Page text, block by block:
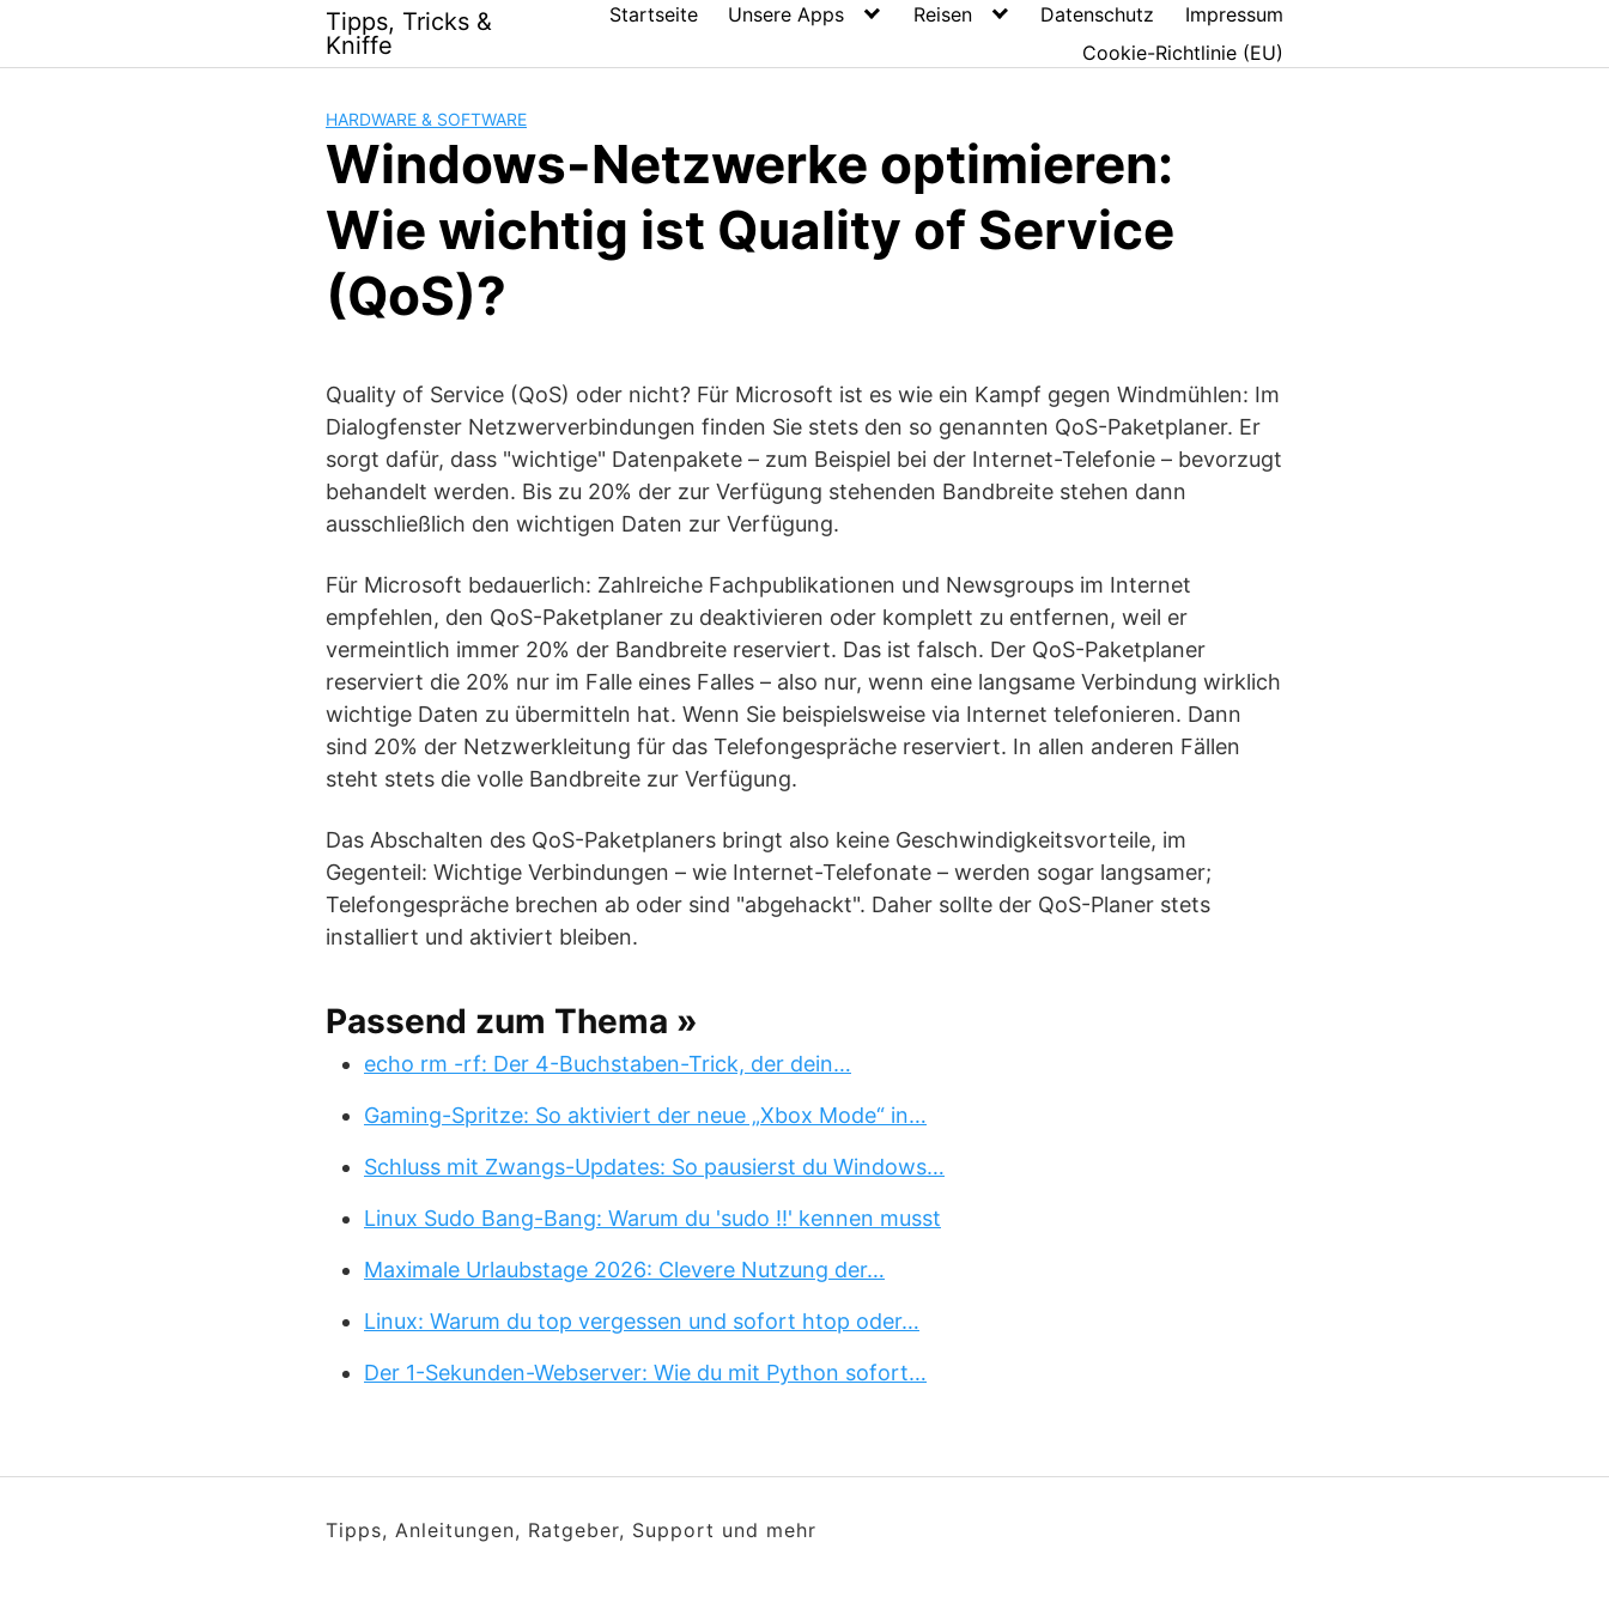
content
Tipps, Tricks &
Kniffe
Startseite Unsere Apps Reisen Datenschutz
Impressum
Cookie-Richtlinie (EU)
HARDWARE & SOFTWARE
Windows-Netzwerke optimieren:
Wie wichtig ist Quality of Service
(QoS)?
Quality of Service (QoS) oder nicht? Für Microsoft ist es wie ein Kampf gegen Windmühlen: Im
Dialogfenster Netzwerverbindungen finden Sie stets den so genannten QoS-Paketplaner. Er
sorgt dafür, dass "wichtige" Datenpakete – zum Beispiel bei der Internet-Telefonie – bevorzugt
behandelt werden. Bis zu 20% der zur Verfügung stehenden Bandbreite stehen dann
ausschließlich den wichtigen Daten zur Verfügung.
Für Microsoft bedauerlich: Zahlreiche Fachpublikationen und Newsgroups im Internet
empfehlen, den QoS-Paketplaner zu deaktivieren oder komplett zu entfernen, weil er
vermeintlich immer 20% der Bandbreite reserviert. Das ist falsch. Der QoS-Paketplaner
reserviert die 20% nur im Falle eines Falles – also nur, wenn eine langsame Verbindung wirklich
wichtige Daten zu übermitteln hat. Wenn Sie beispielsweise via Internet telefonieren. Dann
sind 20% der Netzwerkleitung für das Telefongespräche reserviert. In allen anderen Fällen
steht stets die volle Bandbreite zur Verfügung.
Das Abschalten des QoS-Paketplaners bringt also keine Geschwindigkeitsvorteile, im
Gegenteil: Wichtige Verbindungen – wie Internet-Telefonate – werden sogar langsamer;
Telefongespräche brechen ab oder sind "abgehackt". Daher sollte der QoS-Planer stets
installiert und aktiviert bleiben.
Passend zum Thema »
echo rm -rf: Der 4-Buchstaben-Trick, der dein…
Gaming-Spritze: So aktiviert der neue „Xbox Mode“ in…
Schluss mit Zwangs-Updates: So pausierst du Windows…
Linux Sudo Bang-Bang: Warum du 'sudo !!' kennen musst
Maximale Urlaubstage 2026: Clevere Nutzung der…
Linux: Warum du top vergessen und sofort htop oder…
Der 1-Sekunden-Webserver: Wie du mit Python sofort…
Tipps, Anleitungen, Ratgeber, Support und mehr